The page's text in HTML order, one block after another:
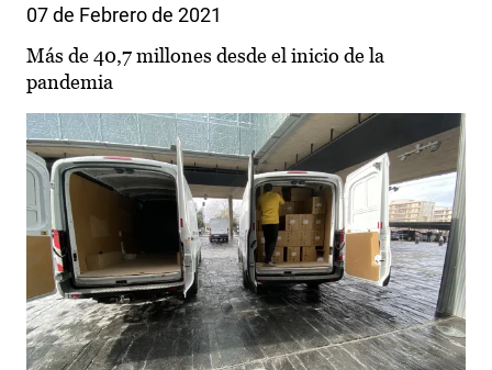
07 de Febrero de 2021
Más de 40,7 millones desde el inicio de la
pandemia